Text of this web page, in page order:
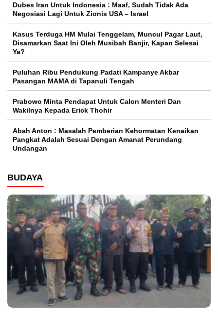
Dubes Iran Untuk Indonesia : Maaf, Sudah Tidak Ada
Negosiasi Lagi Untuk Zionis USA – Israel
Kasus Terduga HM Mulai Tenggelam, Muncul Pagar Laut,
Disamarkan Saat Ini Oleh Musibah Banjir, Kapan Selesai
Ya?
Puluhan Ribu Pendukung Padati Kampanye Akbar
Pasangan MAMA di Tapanuli Tengah
Prabowo Minta Pendapat Untuk Calon Menteri Dan
Wakilnya Kepada Erick Thohir
Abah Anton : Masalah Pemberian Kehormatan Kenaikan
Pangkat Adalah Sesuai Dengan Amanat Perundang
Undangan
BUDAYA